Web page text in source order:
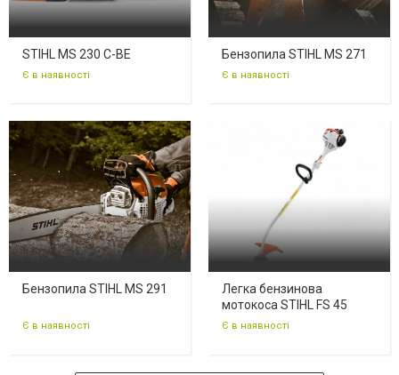
STIHL MS 230 C-BE
Є в наявності
Бензопила STIHL MS 271
Є в наявності
Бензопила STIHL MS 291
Є в наявності
Легка бензинова
мотокоса STIHL FS 45
Є в наявності